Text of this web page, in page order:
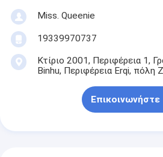
Miss. Queenie
19339970737
Κτίριο 2001, Περιφέρεια 1,
Binhu, Περιφέρεια Erqi, πόλη
Επικοινωνήστε